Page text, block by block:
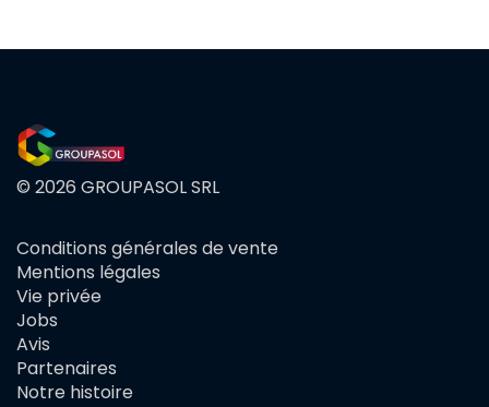
© 2026 GROUPASOL SRL
FOOTER
MENU
Conditions générales de vente
Mentions légales
Vie privée
Jobs
Avis
Partenaires
Notre histoire